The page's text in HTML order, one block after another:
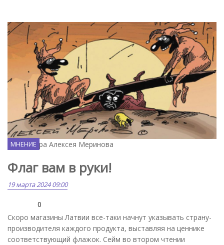
Карикатура Алексея Меринова
МНЕНИЕ
Флаг вам в руки!
19 марта 2024 09:00
0
Скоро магазины Латвии все-таки начнут указывать страну-
производителя каждого продукта, выставляя на ценнике
соответствующий флажок. Сейм во втором чтении